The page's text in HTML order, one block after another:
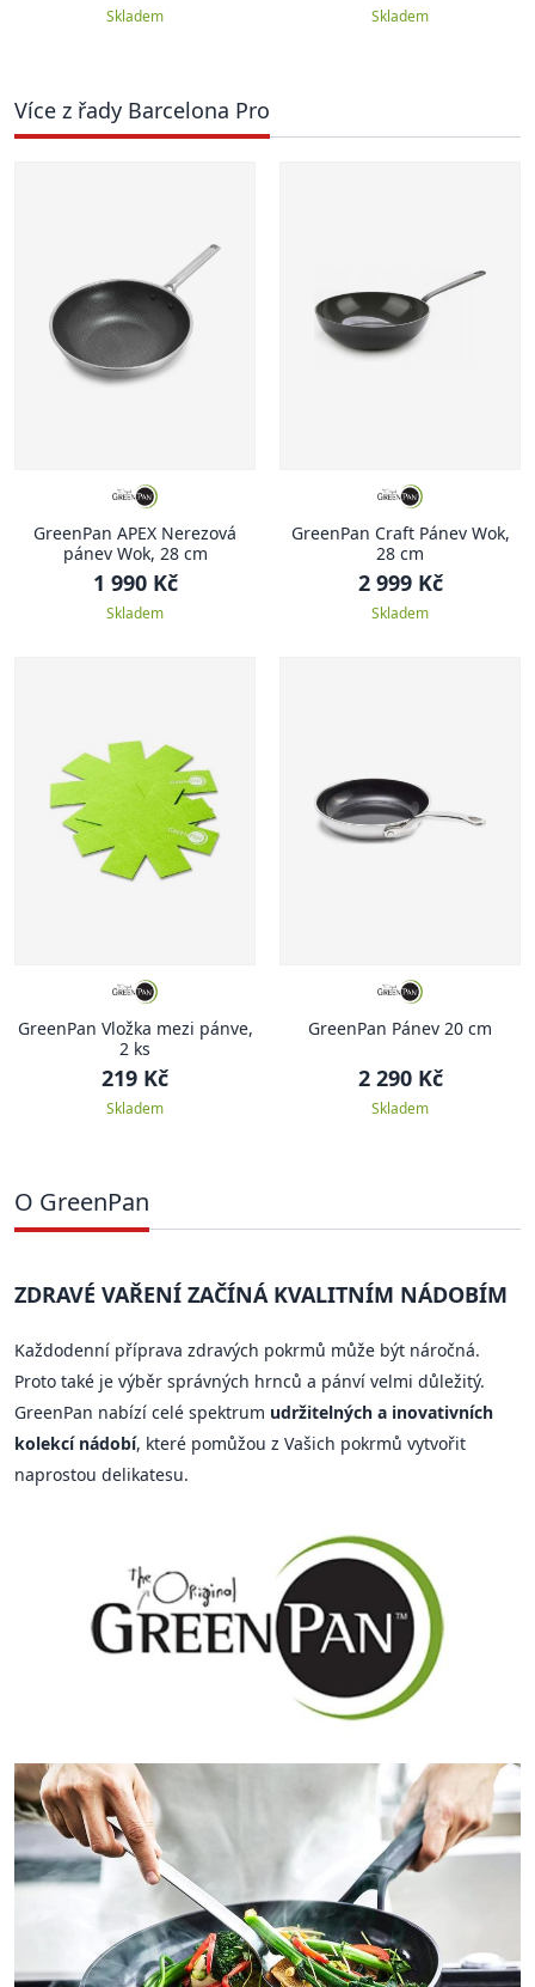
Skladem Skladem
Více z řady Barcelona Pro
GreenPan APEX Nerezová
pánev Wok, 28 cm
1 990 Kč
Skladem
GreenPan Craft Pánev Wok,
28 cm
2 999 Kč
Skladem
GreenPan Vložka mezi pánve,
2 ks
219 Kč
Skladem
GreenPan Pánev 20 cm
2 290 Kč
Skladem
O GreenPan
ZDRAVÉ VAŘENÍ ZAČÍNÁ KVALITNÍM NÁDOBÍM
Každodenní příprava zdravých pokrmů může být náročná.
Proto také je výběr správných hrnců a pánví velmi důležitý.
GreenPan nabízí celé spektrum udržitelných a inovativních
kolekcí nádobí, které pomůžou z Vašich pokrmů vytvořit
naprostou delikatesu.